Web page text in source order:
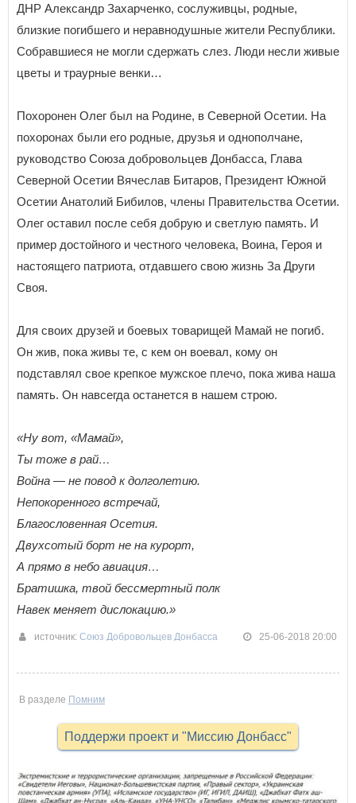
ДНР Александр Захарченко, сослуживцы, родные,
близкие погибшего и неравнодушные жители Республики.
Собравшиеся не могли сдержать слез. Люди несли живые
цветы и траурные венки…
Похоронен Олег был на Родине, в Северной Осетии. На
похоронах были его родные, друзья и однополчане,
руководство Союза добровольцев Донбасса, Глава
Северной Осетии Вячеслав Битаров, Президент Южной
Осетии Анатолий Бибилов, члены Правительства Осетии.
Олег оставил после себя добрую и светлую память. И
пример достойного и честного человека, Воина, Героя и
настоящего патриота, отдавшего свою жизнь За Други
Своя.
Для своих друзей и боевых товарищей Мамай не погиб.
Он жив, пока живы те, с кем он воевал, кому он
подставлял свое крепкое мужское плечо, пока жива наша
память. Он навсегда останется в нашем строю.
«Ну вот, «Мамай»,
Ты тоже в рай…
Война — не повод к долголетию.
Непокоренного встречай,
Благословенная Осетия.
Двухсотый борт не на курорт,
А прямо в небо авиация…
Братишка, твой бессмертный полк
Навек меняет дислокацию.»
источник: Союз Добровольцев Донбасса 25-06-2018 20:00
В разделе Помним
Поддержи проект и "Миссию Донбасс"